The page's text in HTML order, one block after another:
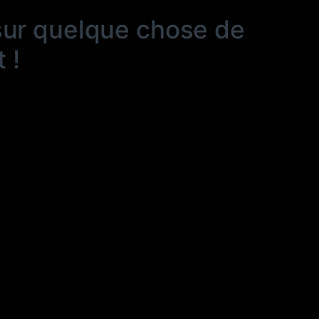
quelque chose de
!